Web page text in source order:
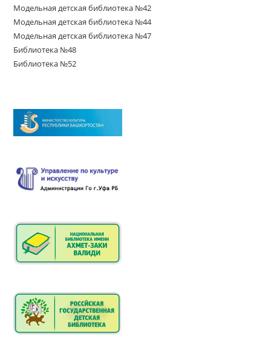
Модельная детская библиотека №42
Модельная детская библиотека №44
Модельная детская библиотека №47
Библиотека №48
Библиотека №52